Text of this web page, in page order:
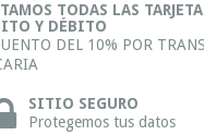
TODAS LAS
Y DÉBITO
DEL 10% POR
SITIO SEGURO
Protegemos tus datos